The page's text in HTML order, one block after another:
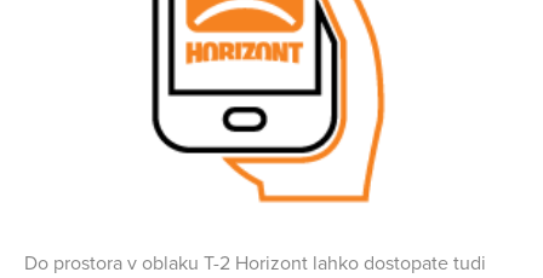
Do prostora v oblaku T-2 Horizont lahko dostopate tudi